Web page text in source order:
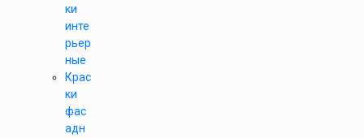
ки
инте
рьер
ные
Крас
ки
фас
адн